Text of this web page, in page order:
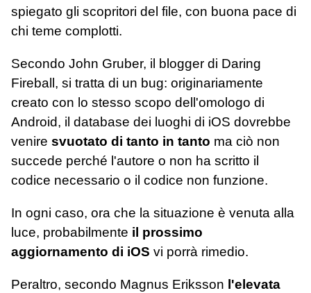
spiegato gli scopritori del file, con buona pace di
chi teme complotti.
Secondo John Gruber, il blogger di Daring
Fireball, si tratta di un bug: originariamente
creato con lo stesso scopo dell'omologo di
Android, il database dei luoghi di iOS dovrebbe
venire svuotato di tanto in tanto ma ciò non
succede perché l'autore o non ha scritto il
codice necessario o il codice non funzione.
In ogni caso, ora che la situazione è venuta alla
luce, probabilmente il prossimo
aggiornamento di iOS vi porrà rimedio.
Peraltro, secondo Magnus Eriksson l'elevata